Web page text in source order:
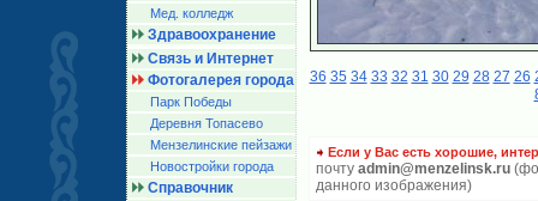
Мед. колледж
Здравоохранение
Связь и Интернет
Фотогалерея города
Парк Победы
Деревня Топасево
Мензелинские пейзажи
Новостройки города
Справочник
36 35 34 33 32 31 30 29 28 27 26
Если у Вас есть хорошие,
почту admin@menzelinsk.ru
данного изображения)